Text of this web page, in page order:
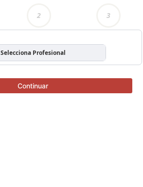
2 3
Selecciona Profesional
Continuar